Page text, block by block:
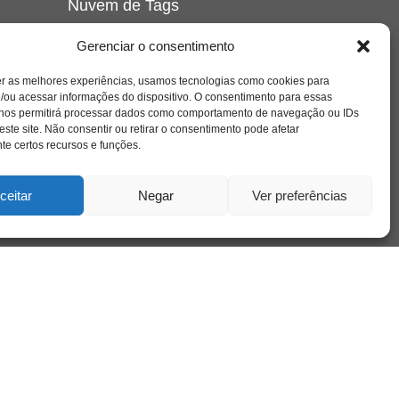
Gerenciar o consentimento
as melhores experiências, usamos tecnologias como cookies para
ou acessar informações do dispositivo. O consentimento para essas
permitirá processar dados como comportamento de navegação ou IDs
site. Não consentir ou retirar o consentimento pode afetar
certos recursos e funções.
Negar Ver preferências
Nuvem de Tags
crianca cuidado cultura depressao
educação família filme
freud infância insight jung liberdade livro
loucura luto maternidade
psicologia relato